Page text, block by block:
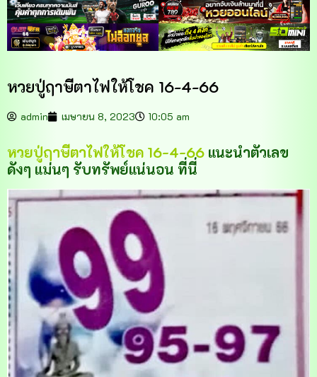
หวยปู่ฤาษีตาไฟให้โชค 16-4-66
admin เมษายน 8, 2023 10:05 am
หวยปู่ฤาษีตาไฟให้โชค 16-4-66 แนะนำตัวเลข
ดังๆ แม่นๆ รับทรัพย์แน่นอน ที่นี่